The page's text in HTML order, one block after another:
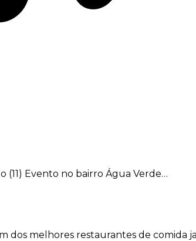
Evento no bairro Água Verde…
melhores restaurantes de comida